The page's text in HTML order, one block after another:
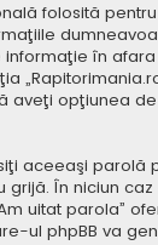
folosită
în
aveţi opţiunea
aceeaşi parolă
În niciun
uitat parola”
ul phpBB va